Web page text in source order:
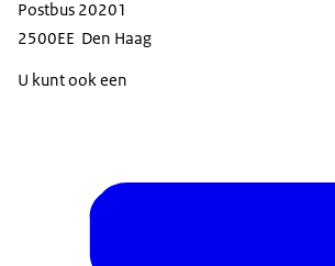
Postbus 20201
2500EE Den Haag
U kunt ook een